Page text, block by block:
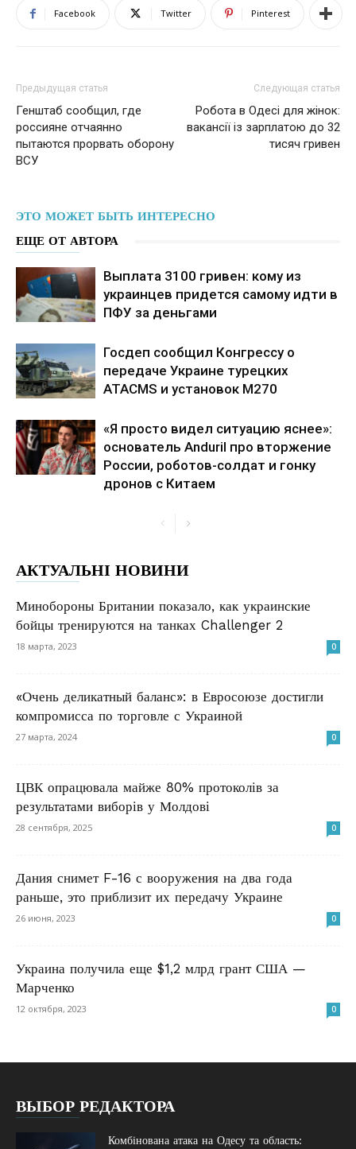
Facebook Twitter Pinterest
Предыдущая статья
Генштаб сообщил, где
россияне отчаянно
пытаются прорвать оборону
ВСУ
Следующая статья
Робота в Одесі для жінок:
вакансії із зарплатою до 32
тисяч гривен
ЭТО МОЖЕТ БЫТЬ ИНТЕРЕСНО
ЕЩЕ ОТ АВТОРА
Выплата 3100 гривен: кому из
украинцев придется самому идти в
ПФУ за деньгами
Госдеп сообщил Конгрессу о
передаче Украине турецких
ATACMS и установок M270
«Я просто видел ситуацию яснее»:
основатель Anduril про вторжение
России, роботов-солдат и гонку
дронов с Китаем
АКТУАЛЬНІ НОВИНИ
Минобороны Британии показало, как украинские
бойцы тренируются на танках Challenger 2
18 марта, 2023 0
«Очень деликатный баланс»: в Евросоюзе достигли
компромисса по торговле с Украиной
27 марта, 2024 0
ЦВК опрацювала майже 80% протоколів за
результатами виборів у Молдові
28 сентября, 2025 0
Дания снимет F-16 с вооружения на два года
раньше, это приблизит их передачу Украине
26 июня, 2023 0
Украина получила еще $1,2 млрд грант США —
Марченко
12 октября, 2023 0
ВЫБОР РЕДАКТОРА
Комбінована атака на Одесу та область: